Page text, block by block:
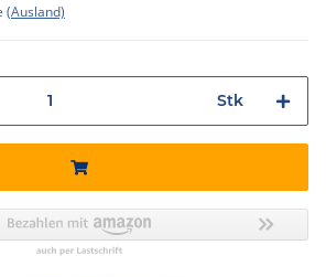
(Ausland)
Stk